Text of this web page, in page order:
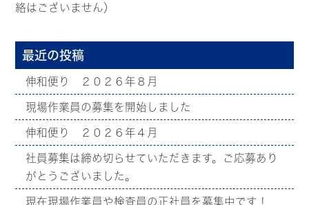
絡はございません）
最近の投稿
伸和便り ２０２６年８月
現場作業員の募集を開始しました
伸和便り ２０２６年４月
社員募集は締め切らせていただきます。ご応募あり
がとうございました。
現在現場作業員や検査員の正社員を募集中です！